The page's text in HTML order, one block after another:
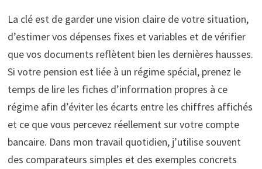
La clé est de garder une vision claire de votre situation,
d’estimer vos dépenses fixes et variables et de vérifier
que vos documents reflètent bien les dernières hausses.
Si votre pension est liée à un régime spécial, prenez le
temps de lire les fiches d’information propres à ce
régime afin d’éviter les écarts entre les chiffres affichés
et ce que vous percevez réellement sur votre compte
bancaire. Dans mon travail quotidien, j’utilise souvent
des comparateurs simples et des exemples concrets